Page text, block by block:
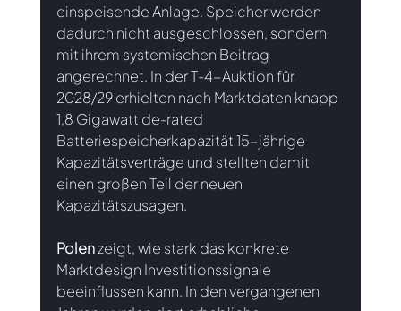
einspeisende Anlage. Speicher werden
dadurch nicht ausgeschlossen, sondern
mit ihrem systemischen Beitrag
angerechnet. In der T-4-Auktion für
2028/29 erhielten nach Marktdaten knapp
1,8 Gigawatt de-rated
Batteriespeicherkapazität 15-jährige
Kapazitätsverträge und stellten damit
einen großen Teil der neuen
Kapazitätszusagen.
Polen zeigt, wie stark das konkrete
Marktdesign Investitionssignale
beeinflussen kann. In den vergangenen